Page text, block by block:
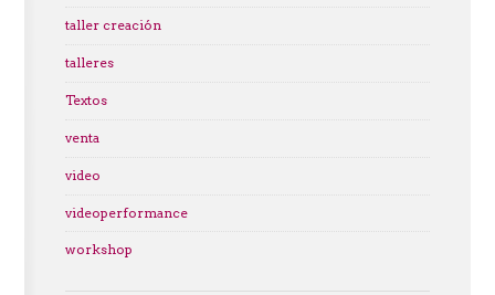
taller creación
talleres
Textos
venta
video
videoperformance
workshop